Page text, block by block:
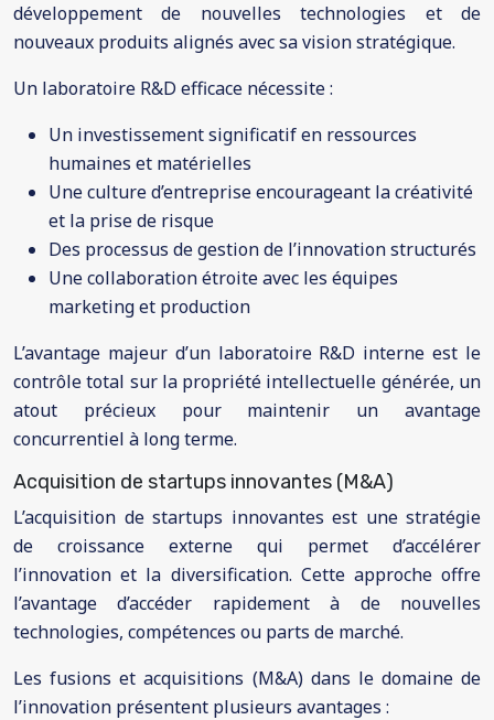
développement de nouvelles technologies et de
nouveaux produits alignés avec sa vision stratégique.
Un laboratoire R&D efficace nécessite :
Un investissement significatif en ressources
humaines et matérielles
Une culture d’entreprise encourageant la créativité
et la prise de risque
Des processus de gestion de l’innovation structurés
Une collaboration étroite avec les équipes
marketing et production
L’avantage majeur d’un laboratoire R&D interne est le
contrôle total sur la propriété intellectuelle générée, un
atout précieux pour maintenir un avantage
concurrentiel à long terme.
Acquisition de startups innovantes (M&A)
L’acquisition de startups innovantes est une stratégie
de croissance externe qui permet d’accélérer
l’innovation et la diversification. Cette approche offre
l’avantage d’accéder rapidement à de nouvelles
technologies, compétences ou parts de marché.
Les fusions et acquisitions (M&A) dans le domaine de
l’innovation présentent plusieurs avantages :